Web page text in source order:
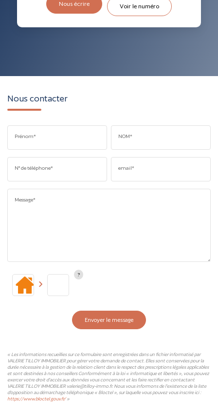
Nous écrire Voir le numéro
Nous contacter
Prénom* NOM*
N° de téléphone* email*
Message*
Envoyer le message
« Les informations recueillies sur ce formulaire sont enregistrées dans un fichier informatisé par
VALERIE TILLOY IMMOBILIER pour gérer votre demande de contact. Elles sont conservées pour la
durée nécessaire à la gestion de la relation client dans le respect des prescriptions légales applicables
et sont destinées à nos conseillers Conformément à la loi « informatique et libertés », vous pouvez
exercer votre droit d'accès aux données vous concernant et les faire rectifier en contactant
VALERIE TILLOY IMMOBILIER valerie@tilloy-immo.fr. Nous vous informons de l'existence de la liste
d'opposition au démarchage téléphonique « Bloctel », sur laquelle vous pouvez vous inscrire ici :
https://www.bloctel.gouv.fr/»